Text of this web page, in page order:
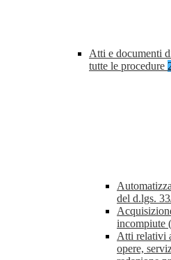
Atti e documenti
tutte le procedure
del d.lgs.
incompiute
Atti relativi
opere,